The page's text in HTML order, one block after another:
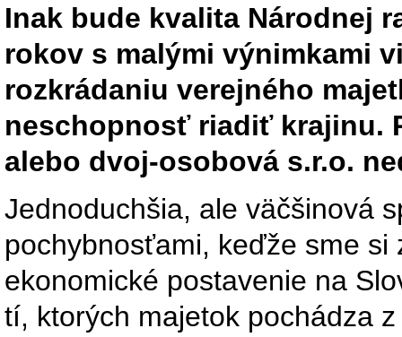
Inak bude kvalita Národnej
rokov s malými výnimkami
rozkrádaniu verejného
neschopnosť riadiť krajinu.
alebo dvoj-osobová s.r.o.
Jednoduchšia, ale väčšinová
pochybnosťami, keďže sme si
ekonomické postavenie na
tí, ktorých majetok pochádza